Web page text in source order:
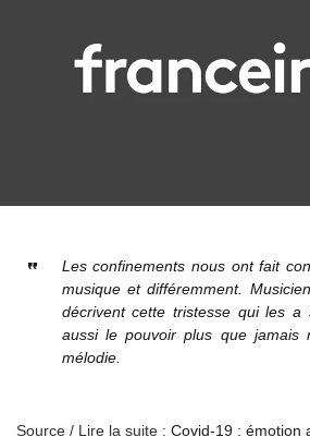
Les confinements nous ont fait
musique et différemment.
décrivent cette tristesse qui les a
aussi le pouvoir plus que jamais
mélodie.
Source / Lire la suite : Covid-19 : émotion